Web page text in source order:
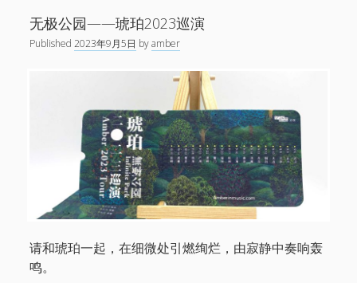
派
对”
官
特
别
活
动
Doggy
演
2023
越
位
乐
节
无极公园——琥珀2023巡演
Published2023年9月5日 byamber
请和琥珀一起，在细微处引燃绚烂，由寂静中奏响轰
鸣。